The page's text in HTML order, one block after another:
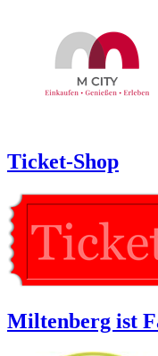
Ticket-Shop
Miltenberg ist